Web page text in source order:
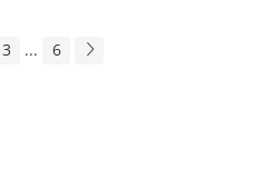
3 ... 6